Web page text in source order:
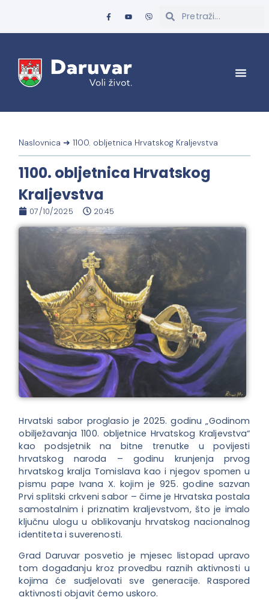
Naslovnica ➜1100. obljetnica Hrvatskog Kraljevstva
1100. obljetnica Hrvatskog
Kraljevstva
07/10/2025 20:45
Hrvatski sabor proglasio je 2025. godinu „Godinom
obilježavanja 1100. obljetnice Hrvatskog Kraljevstva“
kao podsjetnik na bitne trenutke u povijesti
hrvatskog naroda – godinu krunjenja prvog
hrvatskog kralja Tomislava kao i njegov spomen u
pismu pape Ivana X. kojim je 925. godine sazvan
Prvi splitski crkveni sabor – čime je Hrvatska postala
samostalnim i priznatim kraljevstvom, što je imalo
ključnu ulogu u oblikovanju hrvatskog nacionalnog
identiteta i suverenosti.
Grad Daruvar posvetio je mjesec listopad upravo
tom događanju kroz provedbu raznih aktivnosti u
kojima će sudjelovati sve generacije. Raspored
aktivnosti objavit ćemo uskoro.